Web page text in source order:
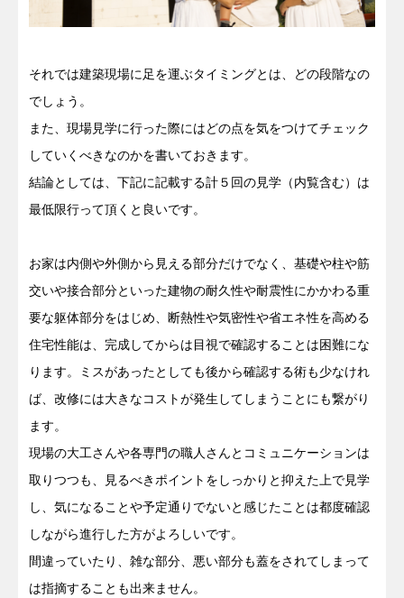
それでは建築現場に足を運ぶタイミングとは、どの段階なの
でしょう。
また、現場見学に行った際にはどの点を気をつけてチェック
していくべきなのかを書いておきます。
結論としては、下記に記載する計５回の見学（内覧含む）は
最低限行って頂くと良いです。
お家は内側や外側から見える部分だけでなく、基礎や柱や筋
交いや接合部分といった建物の耐久性や耐震性にかかわる重
要な躯体部分をはじめ、断熱性や気密性や省エネ性を高める
住宅性能は、完成してからは目視で確認することは困難にな
ります。ミスがあったとしても後から確認する術も少なけれ
ば、改修には大きなコストが発生してしまうことにも繋がり
ます。
現場の大工さんや各専門の職人さんとコミュニケーションは
取りつつも、見るべきポイントをしっかりと抑えた上で見学
し、気になることや予定通りでないと感じたことは都度確認
しながら進行した方がよろしいです。
間違っていたり、雑な部分、悪い部分も蓋をされてしまって
は指摘することも出来ません。